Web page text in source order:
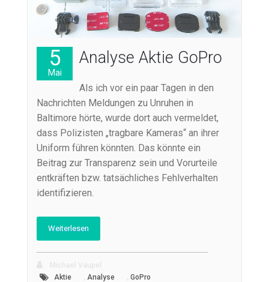
5
Mai
Analyse Aktie GoPro
Als ich vor ein paar Tagen in den
Nachrichten Meldungen zu Unruhen in
Baltimore hörte, wurde dort auch vermeldet,
dass Polizisten „tragbare Kameras“ an ihrer
Uniform führen könnten. Das könnte ein
Beitrag zur Transparenz sein und Vorurteile
entkräften bzw. tatsächliches Fehlverhalten
identifizieren.
Weiterlesen
Aktie
Analyse
GoPro